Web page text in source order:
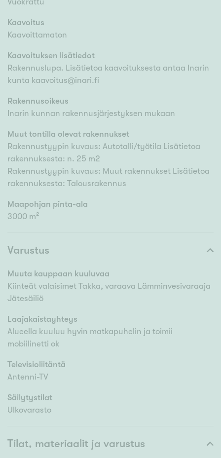
Kaavoitus
Kaavoittamaton
Kaavoituksen lisätiedot
Rakennuslupa. Lisätietoa kaavoituksesta antaa Inarin
kunta kaavoitus@inari.fi
Rakennusoikeus
Inarin kunnan rakennusjärjestyksen mukaan
Muut tontilla olevat rakennukset
Rakennustyypin kuvaus: Autotalli/työtila Lisätietoa
rakennuksesta: n. 25 m2
Rakennustyypin kuvaus: Muut rakennukset Lisätietoa
rakennuksesta: Talousrakennus
Maapohjan pinta-ala
3000 m²
Varustus
Muuta kauppaan kuuluvaa
Kiinteät valaisimet Takka, varaava Lämminvesivaraaja
Jätesäiliö
Laajakaistayhteys
Alueella kuuluu hyvin matkapuhelin ja toimii
mobiilinetti ok
Televisioliitäntä
Antenni-TV
Säilytystilat
Ulkovarasto
Tilat, materiaalit ja varustus